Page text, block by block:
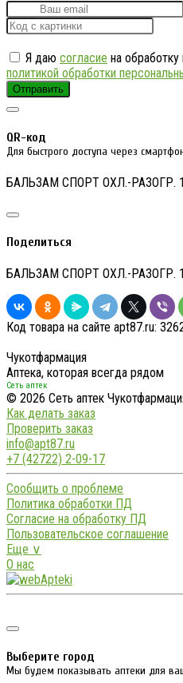
Я даю согласие на
политикой обработки
Отправить
QR-код
Для быстрого доступа через
БАЛЬЗАМ СПОРТ ОХЛ.-РАЗОГР.
Поделиться
БАЛЬЗАМ СПОРТ ОХЛ.-РАЗОГР.
Код товара на сайте apt87.ru:
Чукотфармация
Аптека, которая всегда рядом
Сеть аптек
© 2026 Сеть аптек
Как делать заказ
Проверить заказ
info@apt87.ru
+7 (42722) 2-09-17
Сообщить о проблеме
Политика обработки ПД
Согласие на обработку ПД
Пользовательское соглашение
Еще ∨
О нас
Выберите город
Мы будем показывать аптеки для